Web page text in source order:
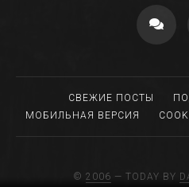
СВЕЖИЕ ПОСТЫ
МОБИЛЬНАЯ ВЕРСИЯ
© 2006 — TODAY BY